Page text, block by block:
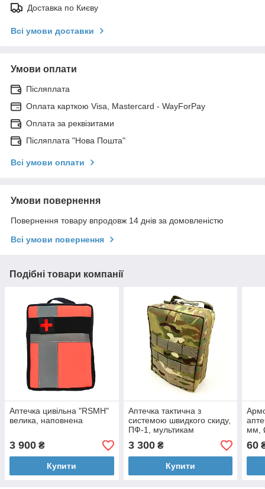
Доставка по Києву
Всі умови доставки
Умови оплати
Післяплата
Оплата карткою Visa, Mastercard - WayForPay
Оплата за реквізитами
Післяплата "Нова Пошта"
Всі умови оплати
Умови повернення
Повернення товару впродовж 14 днів за домовленістю
Всі умови повернення
Подібні товари компанії
Аптечка цивільна "RSMH"
велика, наповнена
3 900 ₴
Купити
Аптечка тактична з
системою швидкого скиду,
ПФ-1, мультикам
3 300₴
Купити
мм,
60